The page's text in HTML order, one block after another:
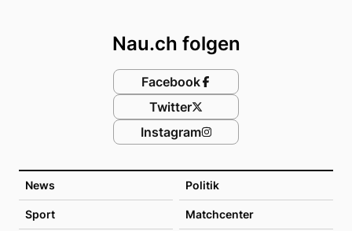
News Politik
Sport Matchcenter
Nau.ch folgen
Facebook
Twitter
Instagram